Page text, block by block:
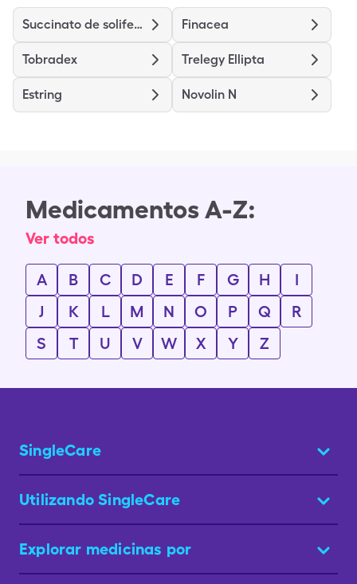
Succinato de solifenacina Finacea
Tobradex Trelegy Ellipta
Estring Novolin N
Medicamentos A-Z:
Ver todos
A B C D E F G H
I
J
K L M N O P Q
R
S
T U V W X Y Z
SingleCare
Utilizando SingleCare
Explorar medicinas por